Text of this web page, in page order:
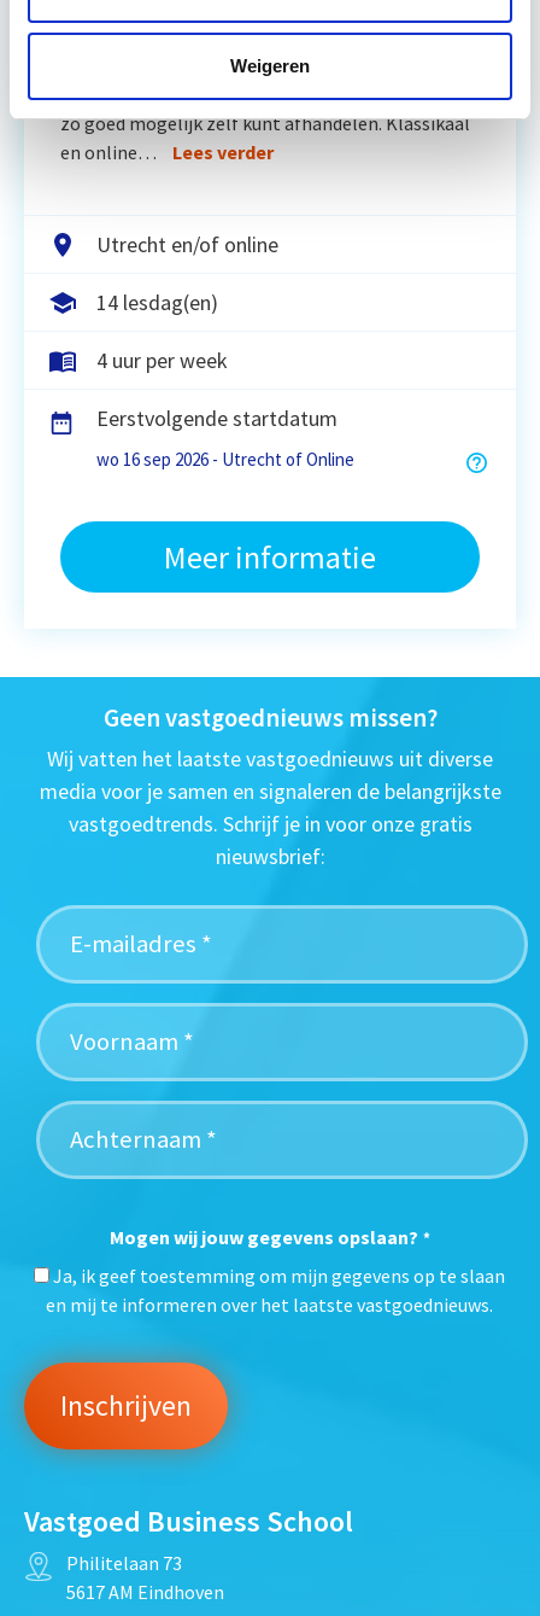
Weigeren
Leer hoe je problemen voorkomt én hoe je (helaas
onvermijdelijke) incidentele juridische ongelukken
zo goed mogelijk zelf kunt afhandelen. Klassikaal
en online…
Lees verder
Utrecht en/of online
14 lesdag(en)
4 uur per week
Eerstvolgende startdatum
wo 16 sep 2026 - Utrecht of Online
Meer informatie
Geen vastgoednieuws missen?
Wij vatten het laatste vastgoednieuws uit diverse
media voor je samen en signaleren de belangrijkste
vastgoedtrends. Schrijf je in voor onze gratis
nieuwsbrief:
Mogen wij jouw gegevens opslaan? *
Ja, ik geef toestemming om mijn gegevens op te slaan
en mij te informeren over het laatste vastgoednieuws.
Vastgoed Business School
Philitelaan 73
5617 AM Eindhoven